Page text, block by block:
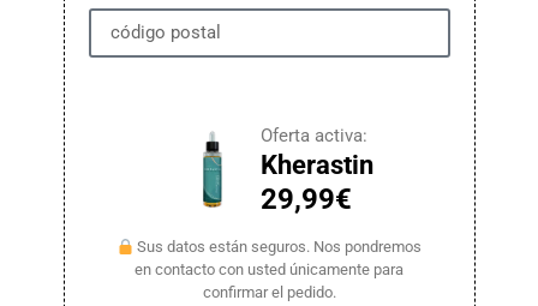
Oferta activa:
Kherastin
29,99€
Sus datos están seguros. Nos pondremos
en contacto con usted únicamente para
confirmar el pedido.